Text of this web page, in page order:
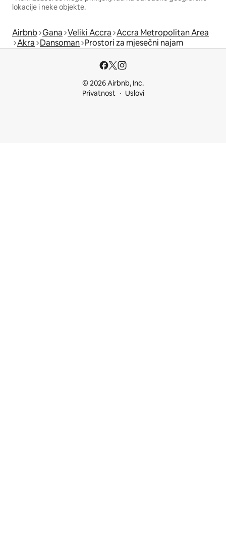
lokacije i neke objekte.
Airbnb Gana Veliki Accra Accra Metropolitan Area
Akra Dansoman Prostori za mjesečni najam
© 2026 Airbnb, Inc.
Privatnost
Uslovi